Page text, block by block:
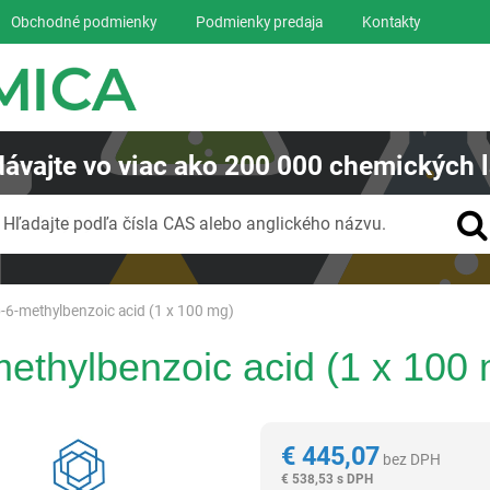
6-methylbenzoic acid (1 x 100 mg)
acid (1 x 100
€445,07 bez DPH
€ 538,53 s DPH
Obchodné podmienky Podmienky predaja Kontakty
vo viac ako200 000 chemických
Hľadajte podľa čísla CAS alebo anglického názvu.